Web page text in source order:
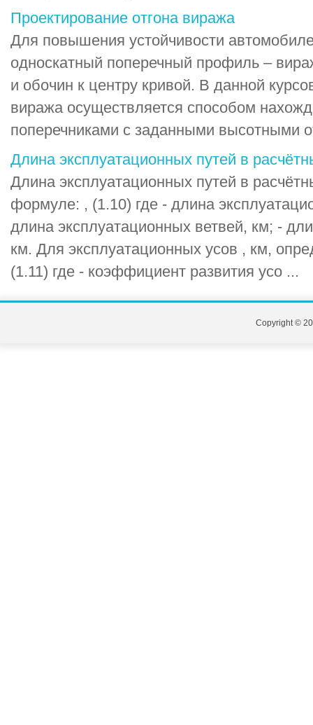
Проектирование отгона виража
Для повышения устойчивости
односкатный поперечный профиль –
и обочин к центру кривой. В данной
виража осуществляется способом
поперечниками с заданными высотными
Длина эксплуатационных путей в
Длина эксплуатационных путей в
формуле: , (1.10) где - длина
длина эксплуатационных ветвей, км; -
км. Для эксплуатационных усов , км,
(1.11) где - коэффициент развития усо ...
Copyright ©